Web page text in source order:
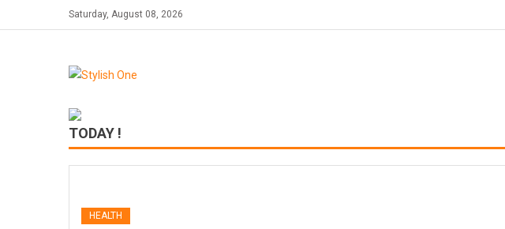
to
Saturday, August 08, 2026
TODAY !
HEALTH